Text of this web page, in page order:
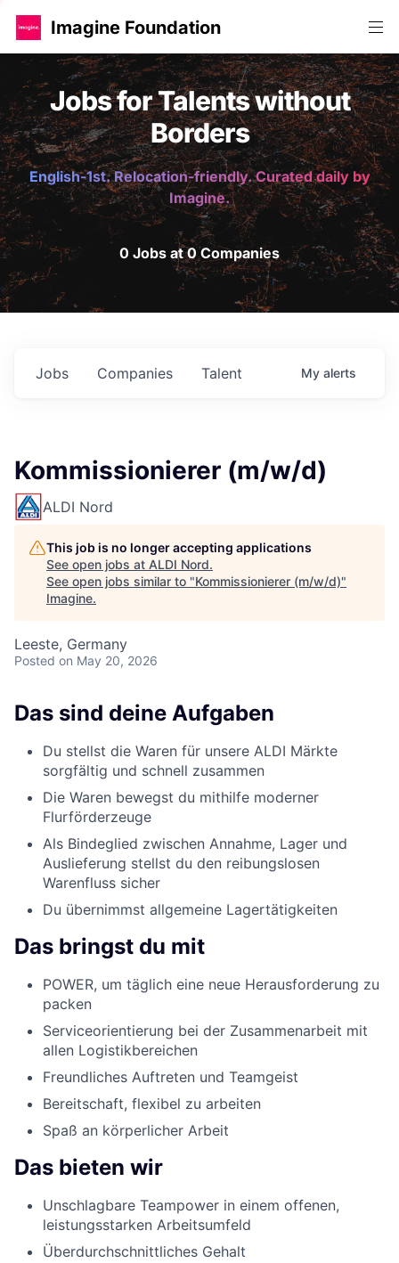
Imagine Foundation
Jobs for Talents without
Borders
English-1st. Relocation-friendly. Curated daily by
Imagine.
0 Jobs at 0 Companies
Jobs Companies Talent My alerts
Kommissionierer (m/w/d)
ALDI Nord
This job is no longer accepting applications
See open jobs at ALDI Nord.
See open jobs similar to "Kommissionierer (m/w/d)"
Imagine.
Leeste, Germany
Posted on May 20, 2026
Das sind deine Aufgaben
Du stellst die Waren für unsere ALDI Märkte
sorgfältig und schnell zusammen
Die Waren bewegst du mithilfe moderner
Flurförderzeuge
Als Bindeglied zwischen Annahme, Lager und
Auslieferung stellst du den reibungslosen
Warenfluss sicher
Du übernimmst allgemeine Lagertätigkeiten
Das bringst du mit
POWER, um täglich eine neue Herausforderung zu
packen
Serviceorientierung bei der Zusammenarbeit mit
allen Logistikbereichen
Freundliches Auftreten und Teamgeist
Bereitschaft, flexibel zu arbeiten
Spaß an körperlicher Arbeit
Das bieten wir
Unschlagbare Teampower in einem offenen,
leistungsstarken Arbeitsumfeld
Überdurchschnittliches Gehalt